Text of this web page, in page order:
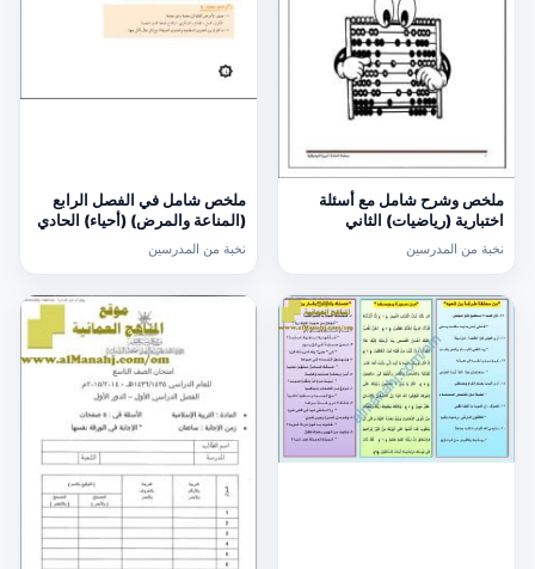
ملخص وشرح شامل مع أسئلة
اختبارية (رياضيات) الثاني
نخبة من المدرسين
ملخص شامل في الفصل الرابع
(المناعة والمرض) (أحياء) الحادي
نخبة من المدرسين